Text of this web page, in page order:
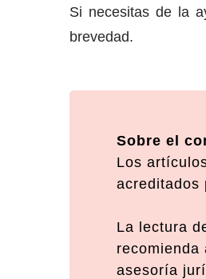
Si necesitas de la
brevedad.
Sobre el
Los
acreditados
La lectura
asesoría